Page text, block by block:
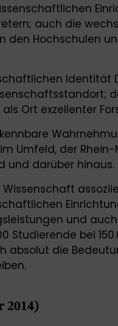
auch die
den Hochschulen
Identität
Ort exzellenter
Umfeld, der
und darüber hinaus.
und
Studierende bei
absolut die